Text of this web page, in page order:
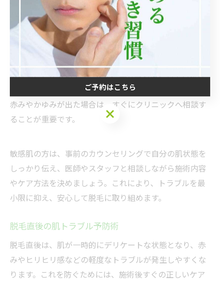
具体的には、施術後すぐに冷却ジェルや保湿クリームで
肌を落ち着かせ、帰宅後も毎日やさしく洗顔し、摩擦を
避けることが大切です。また、紫外線対策として日焼け
止めを使用し、肌のバリア機能低下を防ぎます。万が一
赤みやかゆみが出た場合は、すぐにクリニックへ相談す
ることが重要です。
敏感肌の方は、事前のカウンセリングで自分の肌状態を
しっかり伝え、医師やスタッフと相談しながら施術内容
やケア方法を決めましょう。これにより、トラブルを最
小限に抑え、安心して脱毛に取り組めます。
脱毛直後の肌トラブル予防術
脱毛直後は、肌が一時的にデリケートな状態となり、赤
みやヒリヒリ感などの軽度なトラブルが発生しやすくな
ります。これを防ぐためには、施術後すぐの正しいケア
ご予約はこちら
ご予約はこちら